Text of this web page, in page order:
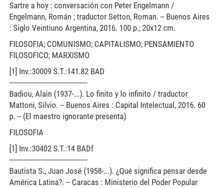
Sartre a hoy : conversación con Peter Engelmann /
Engelmann, Román ; traductor Setton, Roman. -- Buenos Aires
: Siglo Veintiuno Argentina, 2016. 100 p.; 20x12 cm.
FILOSOFIA; COMUNISMO; CAPITALISMO; PENSAMIENTO
FILOSOFICO; MARXISMO
[1] Inv.:30009 S.T.:141.82 BAD
----------------------------------------
Badiou, Alain (1937-...). Lo finito y lo infinito / traductor
Mattoni, Silvio. -- Buenos Aires : Capital Intelectual, 2016. 60
p. -- (El maestro ignorante presenta)
FILOSOFIA
[1] Inv.:30402 S.T.:14 BADf
----------------------------------------
Bautista S., Juan José (1958-...). ¿Qué significa pensar desde
América Latina?. -- Caracas : Ministerio del Poder Popular